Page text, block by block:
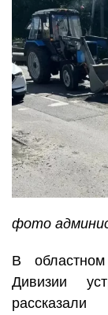
фото
В
Дивизии